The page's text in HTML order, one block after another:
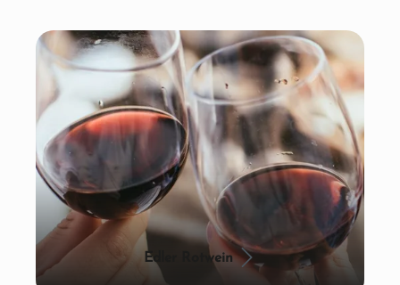
Edler Rotwein